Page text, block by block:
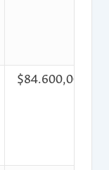
$84.600,00